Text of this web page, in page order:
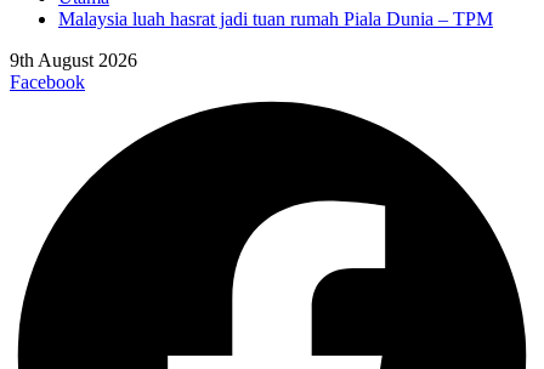
Malaysia luah hasrat jadi tuan rumah Piala Dunia – TPM
9th August 2026
Facebook